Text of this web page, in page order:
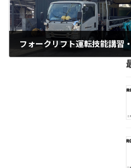
フォークリフト運転技能講習